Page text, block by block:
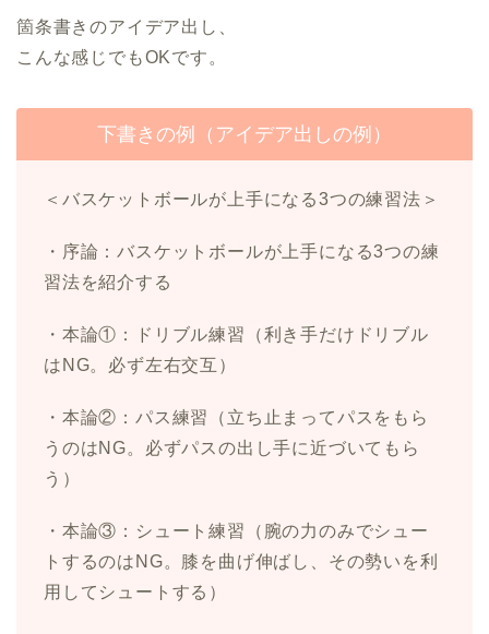
箇条書きのアイデア出し、
こんな感じでもOKです。
下書きの例（アイデア出しの例）
＜バスケットボールが上手になる3つの練習法＞
・序論：バスケットボールが上手になる3つの練
習法を紹介する
・本論①：ドリブル練習（利き手だけドリブル
はNG。必ず左右交互）
・本論②：パス練習（立ち止まってパスをもら
うのはNG。必ずパスの出し手に近づいてもら
う）
・本論③：シュート練習（腕の力のみでシュー
トするのはNG。膝を曲げ伸ばし、その勢いを利
用してシュートする）